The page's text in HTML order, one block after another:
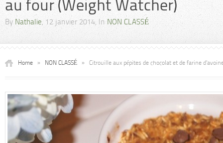
au four (Weight Watcher)
By Nathalie, 12 janvier 2014, In NON CLASSÉ
Home » NON CLASSÉ » Citrouille aux pépites de chocolat et de farine